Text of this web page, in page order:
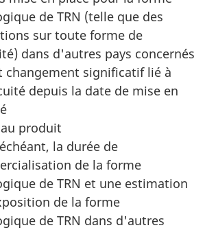
de TRN (telle que des
sur toute forme de
dans d'autres pays concernés
changement significatif lié à
depuis la date de mise en
produit
la durée de
de la forme
de TRN et une estimation
de la forme
de TRN dans d'autres